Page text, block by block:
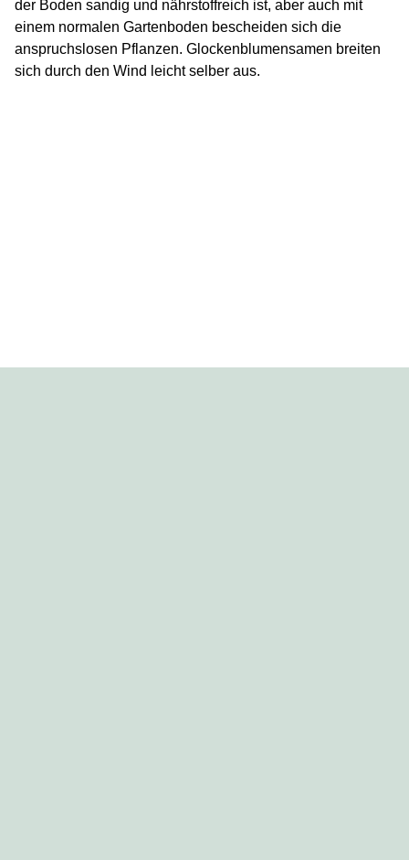
der Boden sandig und nährstoffreich ist, aber auch mit
einem normalen Gartenboden bescheiden sich die
anspruchslosen Pflanzen. Glockenblumensamen breiten
sich durch den Wind leicht selber aus.